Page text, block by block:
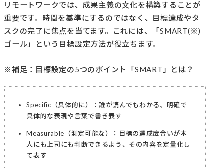
リモートワークでは、成果主義の文化を構築することが
重要です。時間を基準にするのではなく、目標達成やタ
スクの完了に焦点を当てます。これには、「SMART(※)
ゴール」という目標設定方法が役立ちます。
※補足：目標設定の5つのポイント「SMART」とは？
Specific（具体的に）：誰が読んでもわかる、明確で
具体的な表現や言葉で書き表す
Measurable（測定可能な）：目標の達成度合いが本
人にも上司にも判断できるよう、その内容を定量化し
て表す